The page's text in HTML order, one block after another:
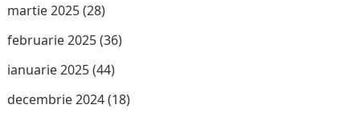
martie 2025(28)
februarie 2025(36)
ianuarie 2025(44)
decembrie 2024(18)